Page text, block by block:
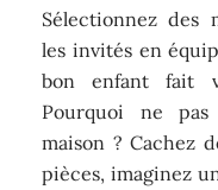
Sélectionnez des
les invités en
bon enfant fait
Pourquoi ne
maison ? Cachez
pièces, imaginez